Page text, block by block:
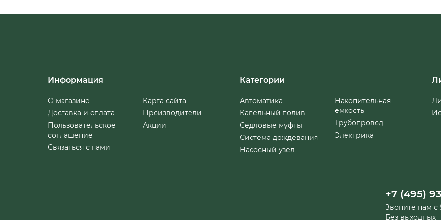
Информация
О магазине
Доставка и оплата
Пользовательское
соглашение
Связаться с нами
Карта сайта
Производители
Акции
Категории
Автоматика
Капельный полив
Седловые муфты
Система дождевания
Насосный узел
Накопительная
емкость
Трубопровод
Электрика
+7 (495)
Звоните нам с
Без выходных